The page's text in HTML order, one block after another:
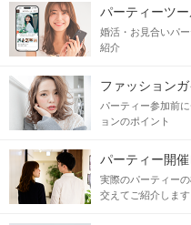
パーティーツ
婚活・お見合いパ
紹介
ファッションガ
パーティー参加前
ョンのポイント
パーティー開催
実際のパーティー
交えてご紹介します